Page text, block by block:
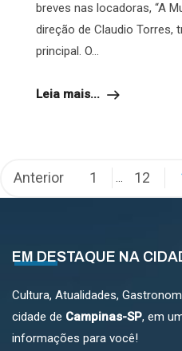
breves nas locadoras, “A
direção de Claudio Torres,
principal. O...
Leia mais...
Paginação
de
Anterior 1 … 12
EM DESTAQUE NA
Cultura, Atualidades,
cidade de Campinas-SP, em
informações para você!